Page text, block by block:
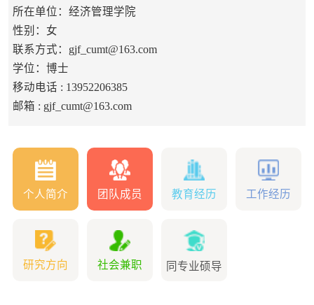
所在单位：经济管理学院
性别：女
联系方式：gjf_cumt@163.com
学位：博士
移动电话 : 13952206385
邮箱 : gjf_cumt@163.com
个人简介 团队成员 教育经历 工作经历
研究方向 社会兼职 同专业硕导